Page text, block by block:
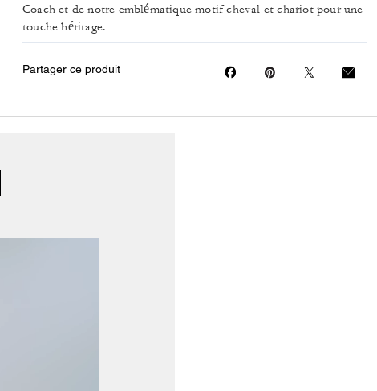
Coach et de notre emblématique motif cheval et chariot pour une
touche héritage.
Partager ce produit